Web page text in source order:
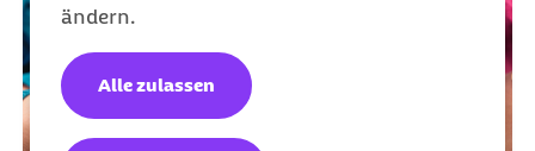
ändern.
Alle zulassen